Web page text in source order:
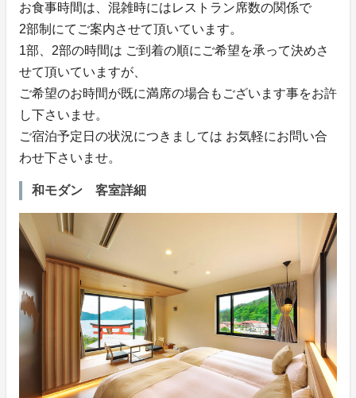
お食事時間は、混雑時にはレストラン席数の関係で
2部制にてご案内させて頂いています。
1部、2部の時間は ご到着の順にご希望を承って決めさ
せて頂いていますが、
ご希望のお時間が既に満席の場合もございます事をお許
し下さいませ。
ご宿泊予定日の状況につきましては お気軽にお問い合
わせ下さいませ。
和モダン 客室詳細